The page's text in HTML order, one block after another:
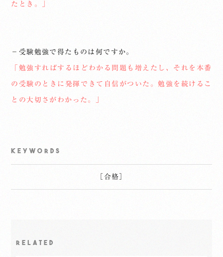
たとき。」
－受験勉強で得たものは何ですか。
「勉強すればするほどわかる問題も増えたし、それを本番
の受験のときに発揮できて自信がついた。勉強を続けるこ
との大切さがわかった。」
KEYWORDS
合格
RELATED